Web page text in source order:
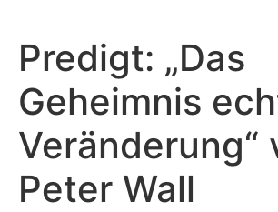
Predigt: „Das
Geheimnis
Veränderung“
Peter Wall